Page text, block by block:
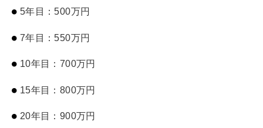
5年目：500万円
7年目：550万円
10年目：700万円
15年目：800万円
20年目：900万円